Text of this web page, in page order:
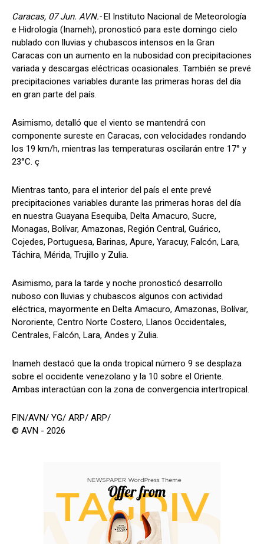
Caracas, 07 Jun. AVN.- El Instituto Nacional de Meteorología
e Hidrología (Inameh), pronosticó para este domingo cielo
nublado con lluvias y chubascos intensos en la Gran
Caracas con un aumento en la nubosidad con precipitaciones
variada y descargas eléctricas ocasionales. También se prevé
precipitaciones variables durante las primeras horas del día
en gran parte del país.
Asimismo, detalló que el viento se mantendrá con
componente sureste en Caracas, con velocidades rondando
los 19 km/h, mientras las temperaturas oscilarán entre 17° y
23°C. ç
Mientras tanto, para el interior del país el ente prevé
precipitaciones variables durante las primeras horas del día
en nuestra Guayana Esequiba, Delta Amacuro, Sucre,
Monagas, Bolívar, Amazonas, Región Central, Guárico,
Cojedes, Portuguesa, Barinas, Apure, Yaracuy, Falcón, Lara,
Táchira, Mérida, Trujillo y Zulia.
Asimismo, para la tarde y noche pronosticó desarrollo
nuboso con lluvias y chubascos algunos con actividad
eléctrica, mayormente en Delta Amacuro, Amazonas, Bolívar,
Nororiente, Centro Norte Costero, Llanos Occidentales,
Centrales, Falcón, Lara, Andes y Zulia.
Inameh destacó que la onda tropical número 9 se desplaza
sobre el occidente venezolano y la 10 sobre el Oriente.
Ambas interactúan con la zona de convergencia intertropical.
FIN/AVN/ YG/ ARP/ ARP/
© AVN - 2026